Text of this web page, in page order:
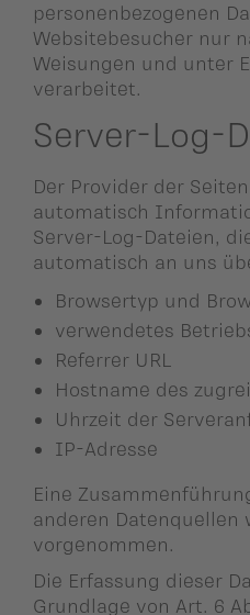
personenbezogenen
Websitebesucher nur
Weisungen und unter
verarbeitet.
Server-Log-
Der Provider der
automatisch
Server-Log-Dateien,
automatisch an uns
Browsertyp und
verwendetes
Referrer URL
Hostname des
Uhrzeit der
IP-Adresse
Eine
anderen Datenquellen
vorgenommen.
Die Erfassung dieser
Grundlage von Art. 6